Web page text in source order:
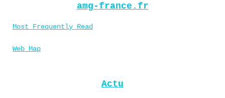
amg-france.fr
Most Frequently Read
Web Map
Actu